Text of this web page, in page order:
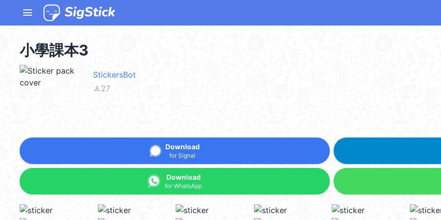
menu
小學課本3
StickersBot
file_download27
Download
for Signal
Download
for WhatsApp